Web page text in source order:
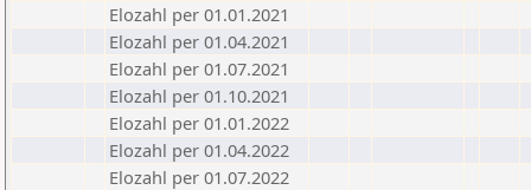
Elozahl per 01.01.2021
Elozahl per 01.04.2021
Elozahl per 01.07.2021
Elozahl per 01.10.2021
Elozahl per 01.01.2022
Elozahl per 01.04.2022
Elozahl per 01.07.2022